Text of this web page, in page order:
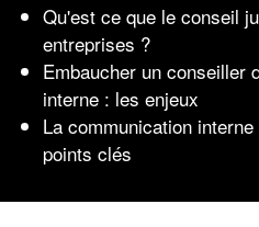
Qu'est ce que le conseil
entreprises ?
Embaucher un conseiller
interne : les enjeux
La communication
points clés